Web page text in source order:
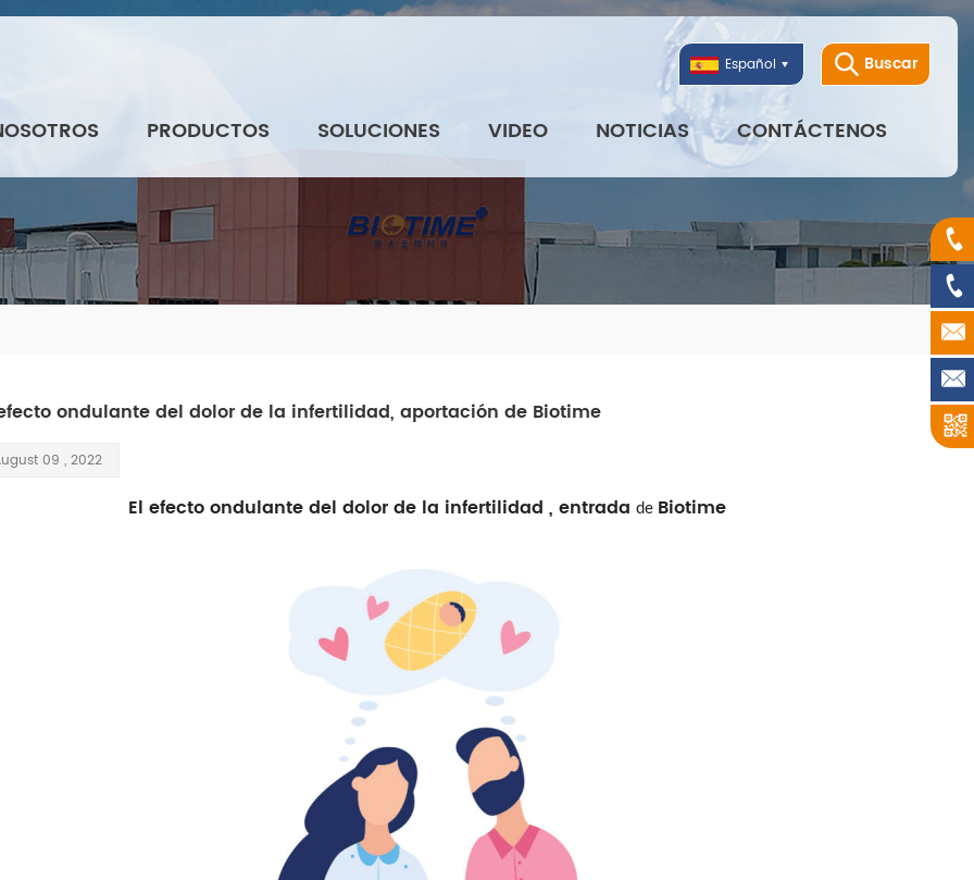
Buscar
Español
PRODUCTOS SOLUCIONES VIDEO NOTICIAS CONTÁCTENOS
ondulante del dolor de la infertilidad, aportación de Biotime
09 , 2022
El efecto ondulante del dolor de la infertilidad , entrada de Biotime